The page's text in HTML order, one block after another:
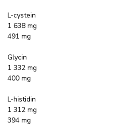
L-cystein
1 638 mg
491 mg
Glycin
1 332 mg
400 mg
L-histidin
1 312 mg
394 mg